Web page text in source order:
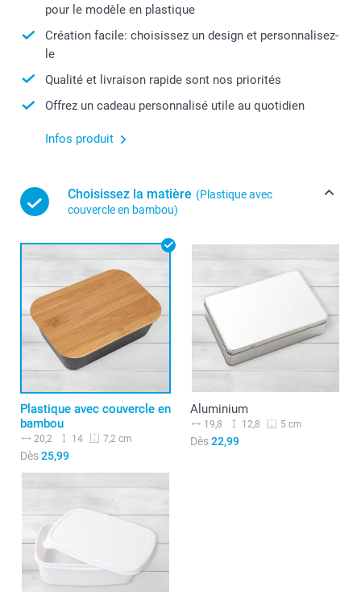
pour le modèle en plastique
Création facile: choisissez un design et personnalisez-
le
Qualité et livraison rapide sont nos priorités
Offrez un cadeau personnalisé utile au quotidien
Infos produit
Choisissez la matière (Plastique avec
couvercle en bambou)
Plastique avec couvercle en
bambou
20,2 14 7,2 cm
Dès25,99
Aluminium
19,8 12,8 5 cm
Dès22,99